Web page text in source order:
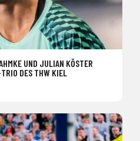
UND JULIAN KÖSTER
DES THW KIEL